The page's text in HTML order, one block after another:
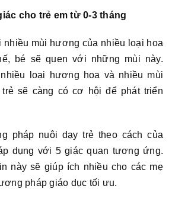
cho trẻ em từ 0-3 tháng
nhiều mùi hương của nhiều loại hoa
bé sẽ quen với những mùi này.
loại hương hoa và nhiều mùi
sẽ càng có cơ hội để phát triển
pháp nuôi dạy trẻ theo cách của
dụng với 5 giác quan tương ứng.
này sẽ giúp ích nhiều cho các mẹ
pháp giáo dục tối ưu.